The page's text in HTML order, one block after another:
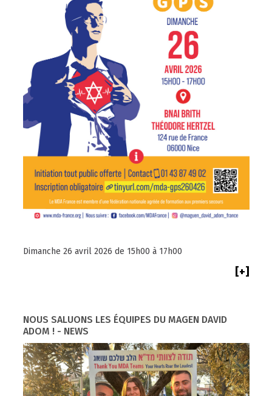
Dimanche 26 avril 2026 de 15h00 à 17h00
[+]
NOUS SALUONS LES ÉQUIPES DU MAGEN DAVID
ADOM ! - NEWS